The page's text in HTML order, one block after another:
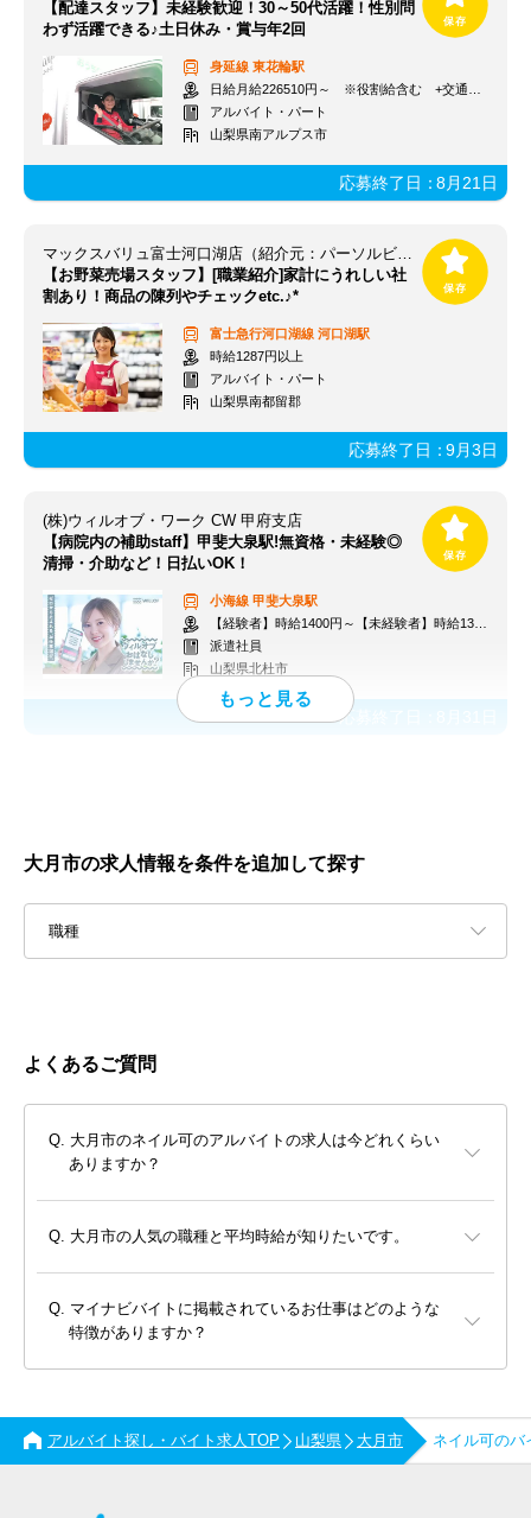
【配達スタッフ】未経験歓迎！30～50代活躍！性別問
わず活躍できる♪土日休み・賞与年2回
身延線 東花輪駅
日給月給226510円～ ※役割給含む +交通費支給
アルバイト・パート
山梨県南アルプス市
応募終了日：8月21日
マックスバリュ富士河口湖店（紹介元：パーソルビジネスプロセスデザイン株式会社）
【お野菜売場スタッフ】[職業紹介]家計にうれしい社
割あり！商品の陳列やチェックetc.♪*
富士急行河口湖線 河口湖駅
時給1287円以上
アルバイト・パート
山梨県南都留郡
応募終了日：9月3日
(株)ウィルオブ・ワーク CW 甲府支店
【病院内の補助staff】甲斐大泉駅!無資格・未経験◎
清掃・介助など！日払いOK！
小海線 甲斐大泉駅
【経験者】時給1400円～【未経験者】時給1300円～ ＋交通費
派遣社員
山梨県北杜市
応募終了日：
大月市の求人情報を条件を追加して探す
職種
よくあるご質問
大月市のネイル可のアルバイトの求人は今どれくらい
ありますか？
大月市の人気の職種と平均時給が知りたいです。
マイナビバイトに掲載されているお仕事はどのような
特徴がありますか？
アルバイト探し・バイト求人TOP 山梨県 大月市 ネイル可のバ